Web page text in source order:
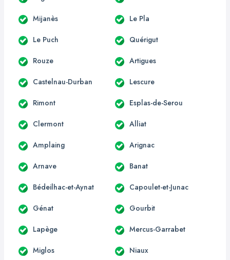
Mijanès Le Pla
Le Puch Quérigut
Rouze Artigues
Castelnau-Durban Lescure
Rimont Esplas-de-Serou
Clermont Alliat
Amplaing Arignac
Arnave Banat
Bédeilhac-et-Aynat Capoulet-et-Junac
Génat Gourbit
Lapège Mercus-Garrabet
Miglos Niaux